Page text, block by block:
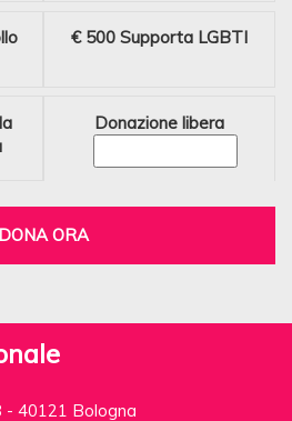
€ 500 Supporta LGBTI
Donazione libera
DONA ORA
- 40121 Bologna